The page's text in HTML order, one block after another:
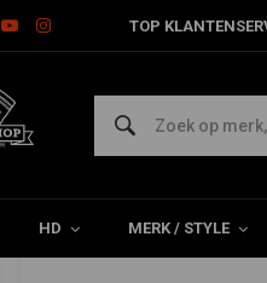
TOP
HD MERK / STYLE
Shirts Effen T-Shirt | Wit
| Wit | Kies Maat